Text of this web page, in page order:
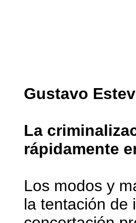
Gustavo
La
rápidamente
Los modos y
la tentación de